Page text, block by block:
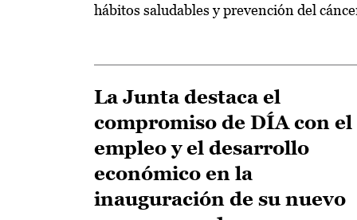
hábitos saludables y prevención del
La Junta destaca el
compromiso de DÍA con el
empleo y el desarrollo
económico en la
inauguración de su nuevo